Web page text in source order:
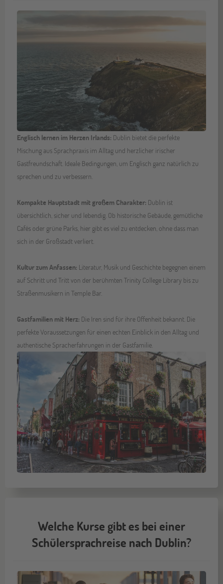
Englisch lernen im Herzen Irlands: Dublin bietet die perfekte
Mischung aus Sprachpraxis im Alltag und herzlicher irischer
Gastfreundschaft. Ideale Bedingungen, um Englisch ganz natürlich zu
sprechen und zu verbessern.
Kompakte Hauptstadt mit großem Charakter: Dublin ist
übersichtlich, sicher und lebendig. Ob historische Gebäude, gemütliche
Cafés oder grüne Parks, hier gibt es viel zu entdecken, ohne dass man
sich in der Großstadt verliert.
Kultur zum Anfassen: Literatur, Musik und Geschichte begegnen einem
auf Schritt und Tritt von der berühmten Trinity College Library bis zu
Straßenmusikern in Temple Bar.
Gastfamilien mit Herz: Die Iren sind für ihre Offenheit bekannt. Die
perfekte Voraussetzungen für einen echten Einblick in den Alltag und
authentische Spracherfahrungen in der Gastfamilie.
Welche Kurse gibt es bei einer
Schülersprachreise nach Dublin?